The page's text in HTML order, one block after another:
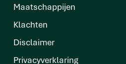
Maatschappijen
Klachten
Disclaimer
Privacyverklaring